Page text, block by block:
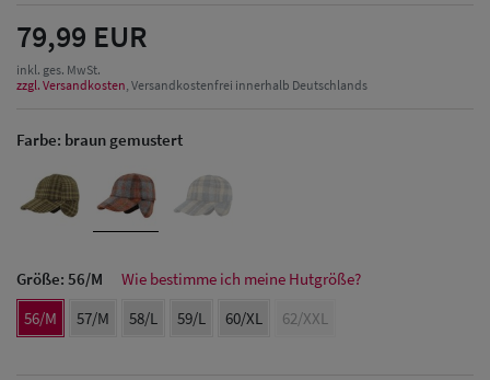
Herren
Baseball Cpas
79,99 EUR
inkl. ges. MwSt.
zzgl. Versandkosten, Versandkostenfrei innerhalb Deutschlands
Farbe: braun gemustert
Größe: 56/M
Wie bestimme ich meine Hutgröße?
56/M
57/M 58/L 59/L 60/XL 62/XXL